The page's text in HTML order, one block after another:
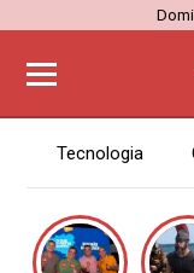
Tecnologia